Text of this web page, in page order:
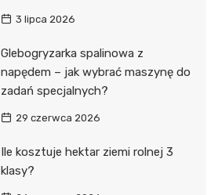
3 lipca 2026
Glebogryzarka spalinowa z
napędem – jak wybrać maszynę do
zadań specjalnych?
29 czerwca 2026
Ile kosztuje hektar ziemi rolnej 3
klasy?